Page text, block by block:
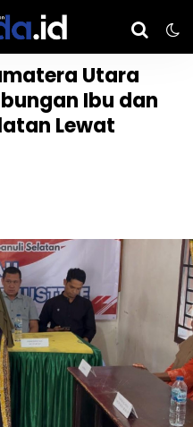
Utara
Ibu dan
Lewat